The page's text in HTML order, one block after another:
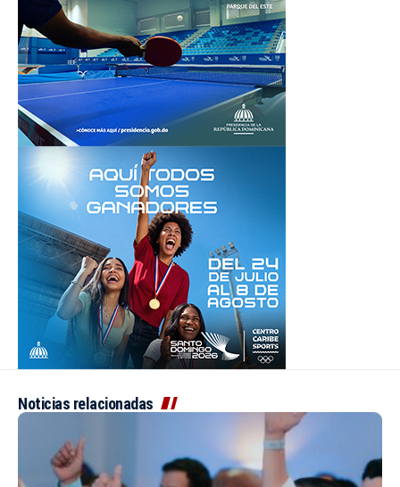
Noticias relacionadas